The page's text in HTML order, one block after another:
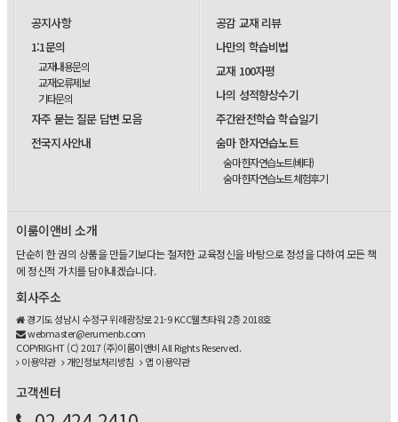
공지사항
1:1문의
교재내용문의
교재오류제보
기타문의
자주 묻는 질문 답변 모음
전국지사안내
공감 교재 리뷰
나만의 학습비법
교재 100자평
나의 성적향상수기
주간완전학습 학습일기
숨마 한자연습노트
숨마 한자연습노트(베타)
숨마 한자연습노트 체험후기
이룸이앤비 소개
단순히 한 권의 상품을 만들기보다는 철저한 교육정신을 바탕으로 정성을 다하여 모든 책
에 정신적 가치를 담아내겠습니다.
회사주소
경기도 성남시 수정구 위례광장로 21-9 KCC웰츠타워 2층 2018호
webmaster@erumenb.com
COPYRIGHT (C) 2017 (주)이룸이앤비 All Rights Reserved.
이용약관
개인정보처리방침 앱 이용약관
고객센터